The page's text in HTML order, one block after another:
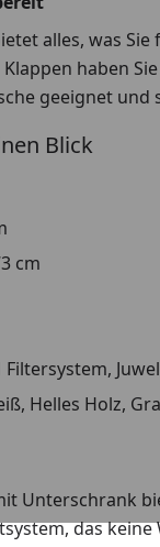
alles, was
haben
geeignet
Blick
cm
Helles Holz,
das keine